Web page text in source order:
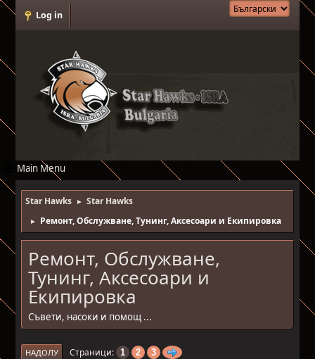
Log in
Main Menu
Star Hawks ► Star Hawks
► Ремонт, Обслужване, Тунинг, Аксесоари и Екипировка
Ремонт, Обслужване,
Тунинг, Аксесоари и
Екипировка
Съвети, насоки и помощ ...
НАДОЛУ Страници 1 2 3